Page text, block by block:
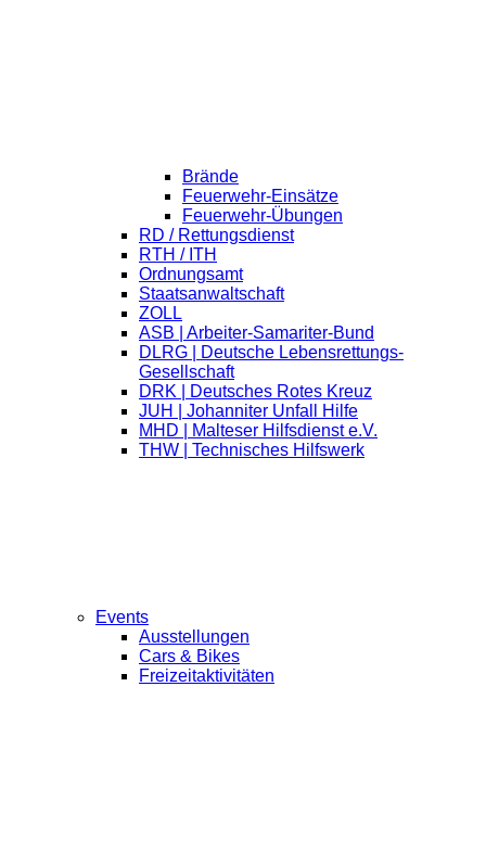
Brände
Feuerwehr-Einsätze
Feuerwehr-Übungen
RD / Rettungsdienst
RTH / ITH
Ordnungsamt
Staatsanwaltschaft
ZOLL
ASB | Arbeiter-Samariter-Bund
DLRG | Deutsche Lebensrettungs-
Gesellschaft
DRK | Deutsches Rotes Kreuz
JUH | Johanniter Unfall Hilfe
MHD | Malteser Hilfsdienst e.V.
THW | Technisches Hilfswerk
Events
Ausstellungen
Cars & Bikes
Freizeitaktivitäten